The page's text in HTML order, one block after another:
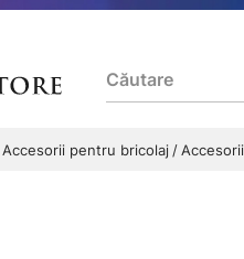
Accesorii pentru bricolaj